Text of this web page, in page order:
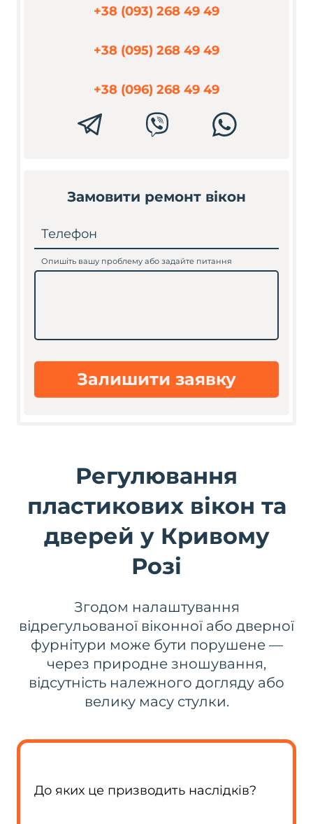
+38 (093) 268 49 49
+38 (095) 268 49 49
+38 (096) 268 49 49
Замовити ремонт вікон
Телефон
Опишіть вашу проблему або задайте питання
Залишити заявку
Регулювання
пластикових вікон та
дверей у Кривому
Розі
Згодом налаштування
відрегульованої віконної або дверної
фурнітури може бути порушене —
через природне зношування,
відсутність належного догляду або
велику масу стулки.
До яких це призводить наслідків?